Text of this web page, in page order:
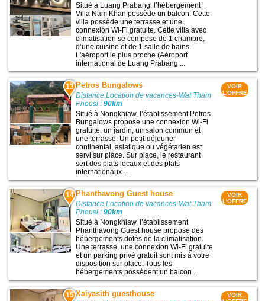
Situé à Luang Prabang, l’hébergement
Villa Nam Khan possède un balcon. Cette
villa possède une terrasse et une
connexion Wi-Fi gratuite. Cette villa avec
climatisation se compose de 1 chambre,
d’une cuisine et de 1 salle de bains.
L'aéroport le plus proche (Aéroport
international de Luang Prabang ...
13 Petros Bungalows
Distance Location de vacances-Wat Tham
Phousi :90km
Situé à Nongkhiaw, l’établissement Petros
Bungalows propose une connexion Wi-Fi
gratuite, un jardin, un salon commun et
une terrasse. Un petit-déjeuner
continental, asiatique ou végétarien est
servi sur place. Sur place, le restaurant
sert des plats locaux et des plats
internationaux ...
VOIR
L'OFFRE
14 Phanthavong Guest house
Distance Location de vacances-Wat Tham
Phousi :90km
Situé à Nongkhiaw, l’établissement
Phanthavong Guest house propose des
hébergements dotés de la climatisation.
Une terrasse, une connexion Wi-Fi gratuite
et un parking privé gratuit sont mis à votre
disposition sur place. Tous les
hébergements possèdent un balcon ...
VOIR
L'OFFRE
15 Xaiyasith guesthouse
VOIR